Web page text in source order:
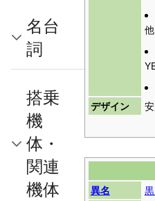
デザイン
異名
名台
詞
搭乗
機
体・
関連
機体